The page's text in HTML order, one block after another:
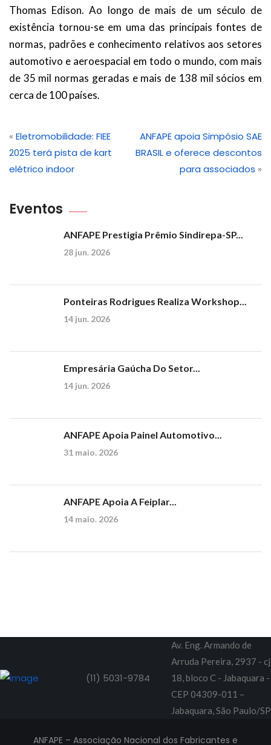
Thomas Edison. Ao longo de mais de um século de
existência tornou-se em uma das principais fontes de
normas, padrões e conhecimento relativos aos setores
automotivo e aeroespacial em todo o mundo, com mais
de 35 mil normas geradas e mais de 138 mil sócios em
cerca de 100 países.
« Eletromobilidade: FIEE
2025 terá pista de kart
elétrico indoor
ANFAPE apoia Simpósio SAE
BRASIL e oferece descontos
para associados »
Eventos
ANFAPE Prestigia Prêmio Sindirepa-SP...
28 jun. 2026
Ponteiras Rodrigues Realiza Workshop...
14 jun. 2026
Empresária Gaúcha Do Setor...
14 jun. 2026
ANFAPE Apoia Painel Automotivo...
31 maio. 2026
ANFAPE Apoia A Feiplar...
14 maio. 2026
(11) 5031-9784
Av. Eng. Armando de
Arruda Pereira, 2937 - cj
18, bloco C - Jabaquara -
CEP 04309-011 –
Jabaquara, São Paulo/SP
ANFAPE – Associação Nacional dos Fabricantes e